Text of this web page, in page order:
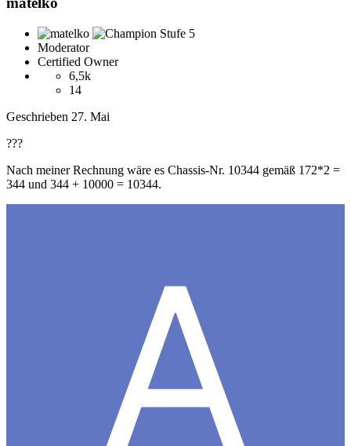
Moderator
Certified Owner
6,5k
14
Geschrieben 27. Mai
???
Nach meiner Rechnung wäre es Chassis-Nr. 10344 gemäß 172*2 =
344 und 344 + 10000 = 10344.